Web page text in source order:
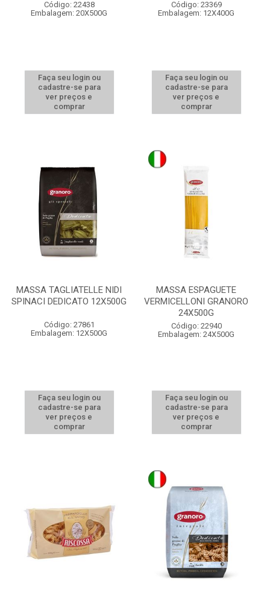
Código: 22438
Embalagem: 20X500G
Faça seu login ou
cadastre-se para
ver preços e
comprar
Código: 23369
Embalagem: 12X400G
Faça seu login ou
cadastre-se para
ver preços e
comprar
MASSA TAGLIATELLE NIDI
SPINACI DEDICATO 12X500G
Código: 27861
Embalagem: 12X500G
Faça seu login ou
cadastre-se para
ver preços e
comprar
MASSA ESPAGUETE
VERMICELLONI GRANORO
24X500G
Código: 22940
Embalagem: 24X500G
Faça seu login ou
cadastre-se para
ver preços e
comprar